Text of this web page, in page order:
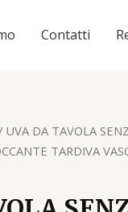
Contatti
UVA DA TAVOLA
TARDIVA